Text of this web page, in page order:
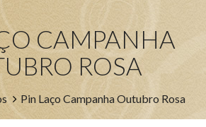
CAMPANHA
ROSA
Pin Laço Campanha Outubro Rosa